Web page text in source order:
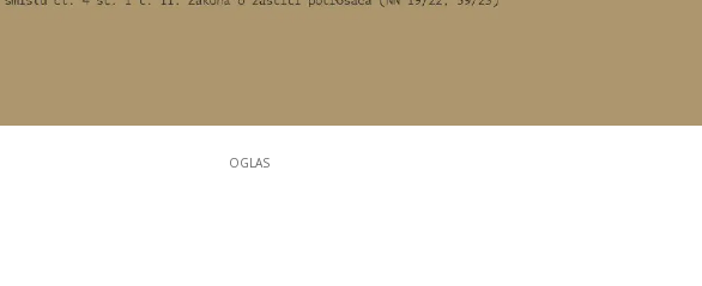
OGLAS